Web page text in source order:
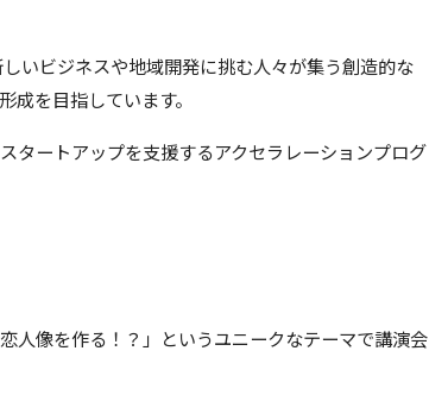
しいビジネスや地域開発に挑む人々が集う創造的な
を目指しています。
タートアップを支援するアクセラレーションプログ
人像を作る！？」というユニークなテーマで講演会